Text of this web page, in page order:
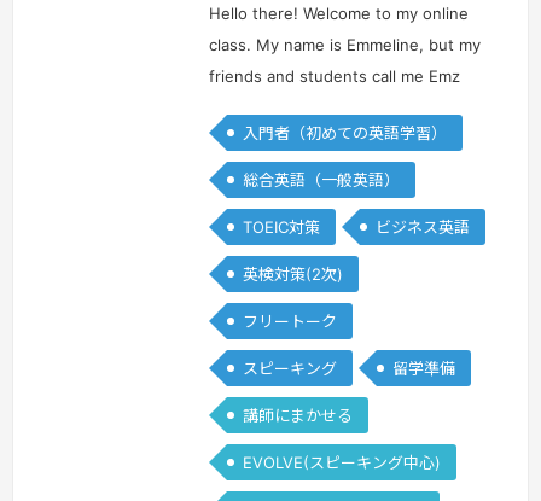
ピ
ン
ピ
ン
Hello there! Welcome to my online
class. My name is Emmeline, but my
friends and students call me Emz
been teaching English both online
and offline for over ten ye…
る »
入門者（初めての英語学習）
総合英語（一般英語）
TOEIC対策 ビジネス英語
英検対策(2次)
フリートーク
スピーキング 留学準備
講師にまかせる
EVOLVE(スピーキング中心)